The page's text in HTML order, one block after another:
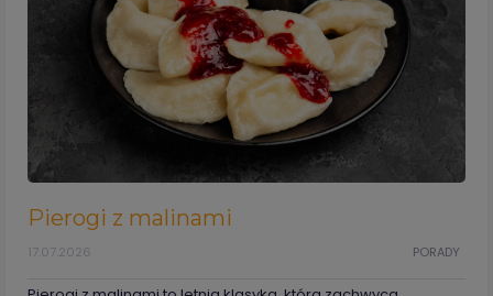
Pierogi z malinami
PORADY
17.07.2026